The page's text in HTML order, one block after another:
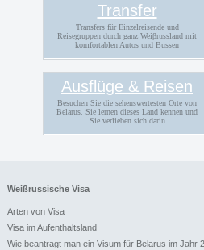
Transfer
Transfers für Einzelreisende und
Reisegruppen durch ganz Weiβrussland mit
komfortablen Autos und Bussen
Ausflüge & Reisen
Besuchen Sie die sehenswertesten Orte von
Belarus. Sie lernen dieses Land kennen und
Sie verlieben sich darin
Weißrussische Visa
Arten von Visa
Visa im Aufenthaltsland
Wie beantragt man ein Visum für Belarus im